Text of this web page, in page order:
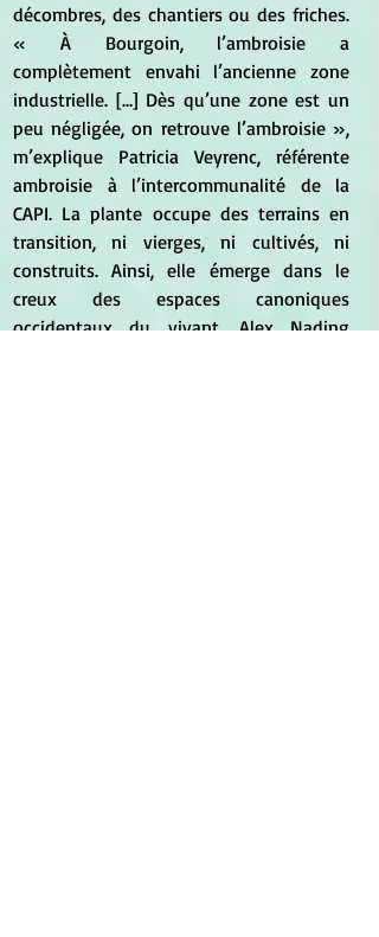
décombres, des chantiers ou des friches.
« À Bourgoin, l’ambroisie a
complètement envahi l’ancienne zone
industrielle. […] Dès qu’une zone est un
peu négligée, on retrouve l’ambroisie »,
m’explique Patricia Veyrenc, référente
ambroisie à l’intercommunalité de la
CAPI. La plante occupe des terrains en
transition, ni vierges, ni cultivés, ni
construits. Ainsi, elle émerge dans le
creux des espaces canoniques
occidentaux du vivant. Alex Nading